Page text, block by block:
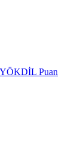
Puan